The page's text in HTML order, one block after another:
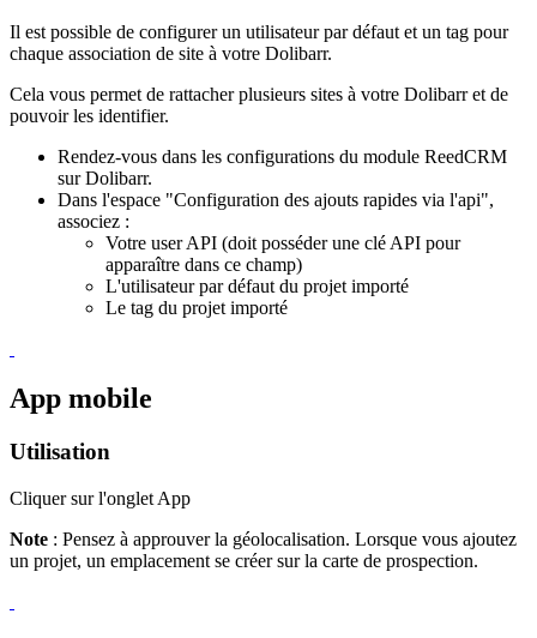
Il est possible de configurer un utilisateur par défaut et un tag pour
chaque association de site à votre Dolibarr.
Cela vous permet de rattacher plusieurs sites à votre Dolibarr et de
pouvoir les identifier.
Rendez-vous dans les configurations du module ReedCRM
sur Dolibarr.
Dans l'espace "Configuration des ajouts rapides via l'api",
associez :
Votre user API (doit posséder une clé API pour
apparaître dans ce champ)
L'utilisateur par défaut du projet importé
Le tag du projet importé
App mobile
Utilisation
Cliquer sur l'onglet App
Note : Pensez à approuver la géolocalisation. Lorsque vous ajoutez
un projet, un emplacement se créer sur la carte de prospection.